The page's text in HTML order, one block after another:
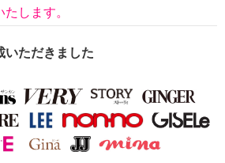
します。
いただきました